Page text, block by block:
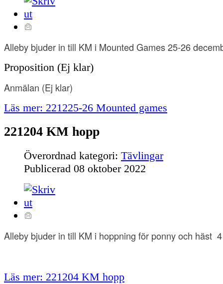
Alleby bjuder in till KM i Mounted Games 25-26
Proposition (Ej klar)
Anmälan (Ej klar)
Läs mer: 221225-26 Mounted games
221204 KM hopp
Överordnad kategori: Tävlingar
Publicerad 08 oktober 2022
Alleby bjuder in till KM i hoppning för ponny och häst
Läs mer: 221204 KM hopp